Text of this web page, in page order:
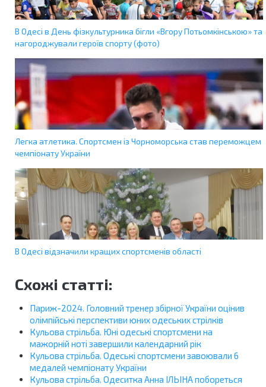
В Одесі в День фізкультурника бігли «Вгору Потьомкінською» та
нагороджували героїв спорту (фото)
Легка атлетика. Спортсмен із Чорноморська став переможцем
чемпіонату України
В Одесі відзначили кращих спортсменів області
Схожі статті:
Париж-2024. Головний тренер збірної України оцінив
олімпійські перспективи юних одеських стрілків
Кульова стрільба. Юні одеські спортсмени на
мажорній ноті завершили календарний рік
Кульова стрільба. Одеські спортсмени завоювали 6
медалей чемпіонату України
Кульова стрільба. Одеситка Анна ІЛЬІНА побореться